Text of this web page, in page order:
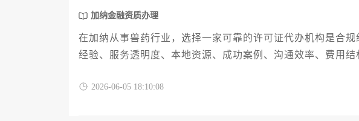
加纳金融资质办理
在加纳从事兽药行业，选择一家可靠的许可证代办机构是合
经验、服务透明度、本地资源、成功案例、沟通效率、费用
证办理，顺利进入加纳市场。
2026-06-05 18:10:08